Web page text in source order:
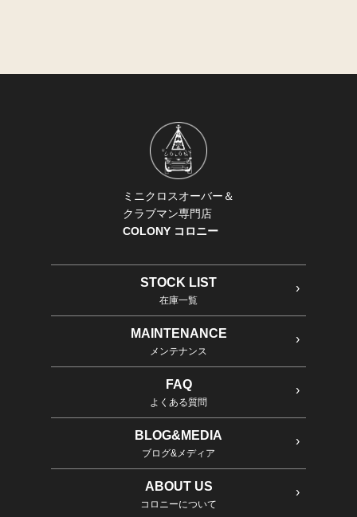
ミニクロスオーバー＆
クラブマン専門店
COLONY コロニー
STOCK LIST
在庫一覧
MAINTENANCE
メンテナンス
FAQ
よくある質問
BLOG&MEDIA
ブログ&メディア
ABOUT US
コロニーについて